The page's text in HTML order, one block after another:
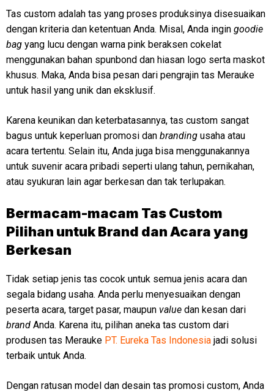
Tas custom adalah tas yang proses produksinya disesuaikan
dengan kriteria dan ketentuan Anda. Misal, Anda ingin goodie
bag yang lucu dengan warna pink beraksen cokelat
menggunakan bahan spunbond dan hiasan logo serta maskot
khusus. Maka, Anda bisa pesan dari pengrajin tas Merauke
untuk hasil yang unik dan eksklusif.
Karena keunikan dan keterbatasannya, tas custom sangat
bagus untuk keperluan promosi dan branding usaha atau
acara tertentu. Selain itu, Anda juga bisa menggunakannya
untuk suvenir acara pribadi seperti ulang tahun, pernikahan,
atau syukuran lain agar berkesan dan tak terlupakan.
Bermacam-macam Tas Custom
Pilihan untuk Brand dan Acara yang
Berkesan
Tidak setiap jenis tas cocok untuk semua jenis acara dan
segala bidang usaha. Anda perlu menyesuaikan dengan
peserta acara, target pasar, maupun value dan kesan dari
brand Anda. Karena itu, pilihan aneka tas custom dari
produsen tas Merauke PT. Eureka Tas Indonesia jadi solusi
terbaik untuk Anda.
Dengan ratusan model dan desain tas promosi custom, Anda